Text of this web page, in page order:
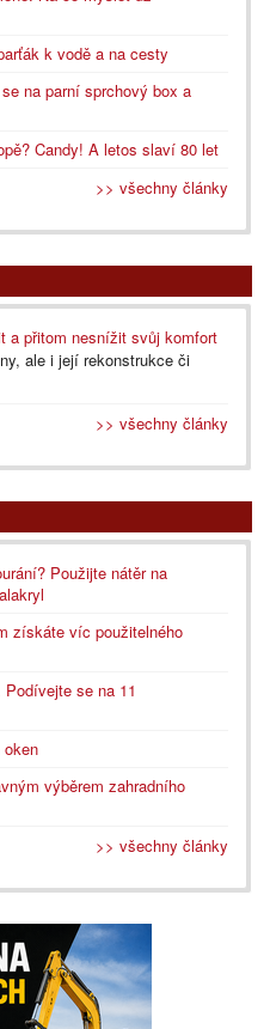
k vodě a na cesty
na parní sprchový box a
Candy! A letos slaví 80 let
>> všechny články
a přitom nesnížit svůj komfort
ale i její rekonstrukce či
>> všechny články
Použijte nátěr na
získáte víc použitelného
se na 11
výběrem zahradního
>> všechny články